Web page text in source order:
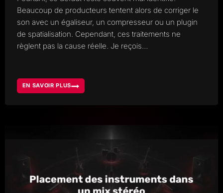
Beaucoup de producteurs tentent alors de corriger le
son avec un égaliseur, un compresseur ou un plugin
de spatialisation. Cependant, ces traitements ne
règlent pas la cause réelle. Je reçois…
EN SAVOIR PLUS
PROBLÈME
DE